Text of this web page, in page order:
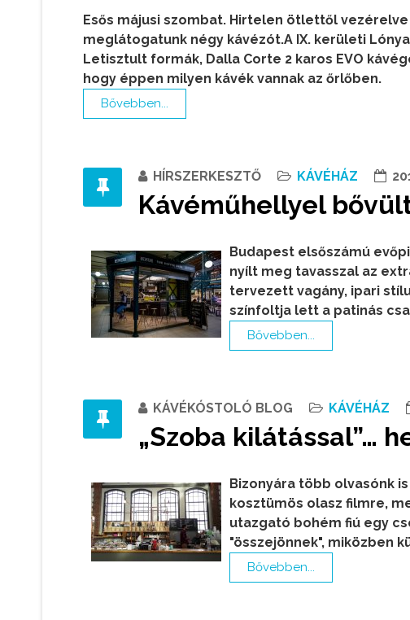
Esős májusi szombat. Hirtelen ötlettől
meglátogatunk négy kávézót.A IX. kerületi
Letisztult formák, Dalla Corte 2 karos EVO
hogy éppen milyen kávék vannak az őrlőben.
Bővebben...
HÍRSZERKESZTŐ KÁVÉHÁZ
Kávéműhellyel
Budapest elsőszámú
nyílt meg tavasszal az
tervezett vagány, ipari
színfoltja lett a patinás
Bővebben...
KÁVÉKÓSTOLÓ BLOG KÁVÉHÁZ
„Szoba kilátással”…
Bizonyára több olvasónk
kosztümös olasz filmre,
utazgató bohém fiú egy
"összejönnek", miközben
Bővebben...